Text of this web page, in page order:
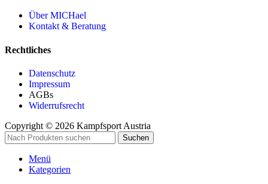
Über MICHael
Kontakt & Beratung
Rechtliches
Datenschutz
Impressum
AGBs
Widerrufsrecht
Copyright © 2026 Kampfsport Austria
Suchen
Menü
Kategorien